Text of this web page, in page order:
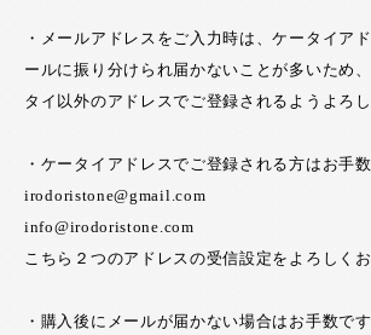
・メールアドレスをご入力時は、ケータイア
ールに振り分けられ届かないことが多いため
タイ以外のアドレスでご登録されるようよろ
・ケータイアドレスでご登録される方はお手
irodoristone@gmail.com
info@irodoristone.com
こちら２つのアドレスの受信設定をよろしく
・購入後にメールが届かない場合はお手数で